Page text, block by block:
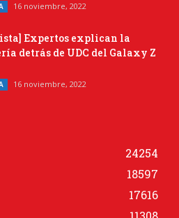
16 noviembre, 2022
Expertos explican la
detrás de UDC del Galaxy Z
16 noviembre, 2022
24254
18597
17616